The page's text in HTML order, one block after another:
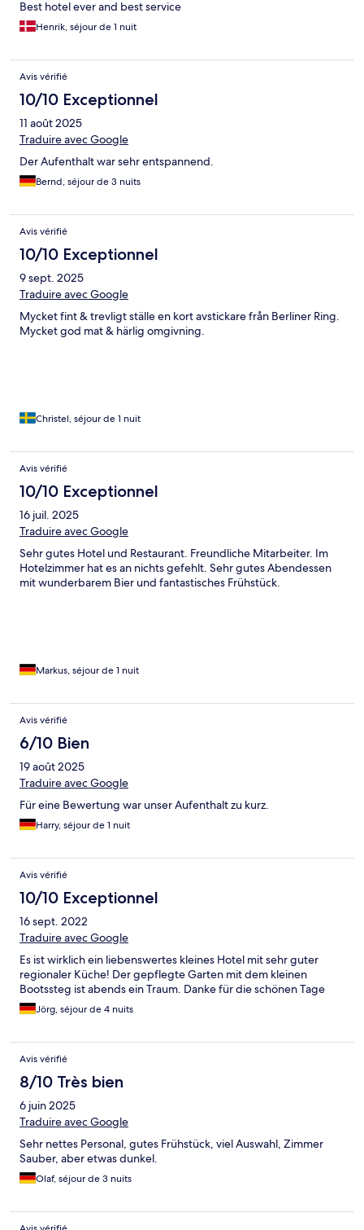
Best hotel ever and best service
Henrik, séjour de 1 nuit
Avis vérifié
10/10 Exceptionnel
11 août 2025
Traduire avec Google
Der Aufenthalt war sehr entspannend.
Bernd, séjour de 3 nuits
Avis vérifié
10/10 Exceptionnel
9 sept. 2025
Traduire avec Google
Mycket fint & trevligt ställe en kort avstickare från Berliner Ring.
Mycket god mat & härlig omgivning.
Christel, séjour de 1 nuit
Avis vérifié
10/10 Exceptionnel
16 juil. 2025
Traduire avec Google
Sehr gutes Hotel und Restaurant. Freundliche Mitarbeiter. Im
Hotelzimmer hat es an nichts gefehlt. Sehr gutes Abendessen
mit wunderbarem Bier und fantastisches Frühstück.
Markus, séjour de 1 nuit
Avis vérifié
6/10 Bien
19 août 2025
Traduire avec Google
Für eine Bewertung war unser Aufenthalt zu kurz.
Harry, séjour de 1 nuit
Avis vérifié
10/10 Exceptionnel
16 sept. 2022
Traduire avec Google
Es ist wirklich ein liebenswertes kleines Hotel mit sehr guter
regionaler Küche! Der gepflegte Garten mit dem kleinen
Bootssteg ist abends ein Traum. Danke für die schönen Tage
Jörg, séjour de 4 nuits
Avis vérifié
8/10 Très bien
6 juin 2025
Traduire avec Google
Sehr nettes Personal, gutes Frühstück, viel Auswahl, Zimmer
Sauber, aber etwas dunkel.
Olaf, séjour de 3 nuits